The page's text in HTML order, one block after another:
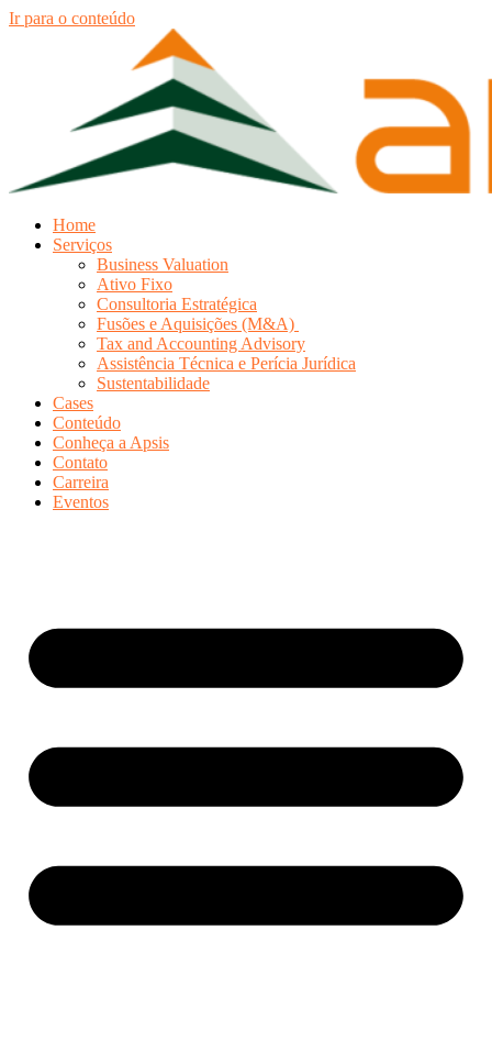
Ir para o conteúdo
Home
Serviços
Business Valuation
Ativo Fixo
Consultoria Estratégica
Fusões e Aquisições (M&A)
Tax and Accounting Advisory
Assistência Técnica e Perícia Jurídica
Sustentabilidade
Cases
Conteúdo
Conheça a Apsis
Contato
Carreira
Eventos